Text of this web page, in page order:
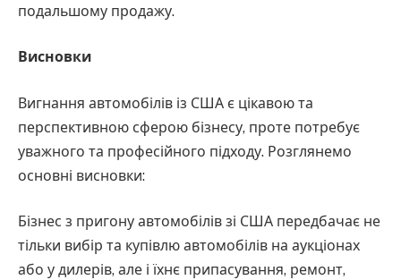
подальшому продажу.
Висновки
Вигнання автомобілів із США є цікавою та
перспективною сферою бізнесу, проте потребує
уважного та професійного підходу. Розглянемо
основні висновки:
Бізнес з пригону автомобілів зі США передбачає не
тільки вибір та купівлю автомобілів на аукціонах
або у дилерів, але і їхнє припасування, ремонт,